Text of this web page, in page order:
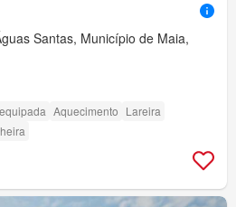
Santas, Município de Maia,
Aquecimento Lareira